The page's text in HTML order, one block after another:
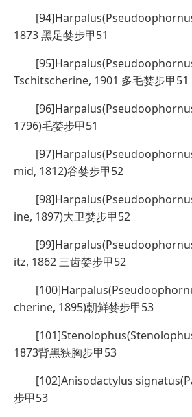
1873 黑足婪步甲51
Tschitscherine, 1901 多毛婪步甲51
1796)毛婪步甲51
mid, 1812)谷婪步甲52
ine, 1897)大卫婪步甲52
itz, 1862 三齿婪步甲52
cherine, 1895)朝鲜婪步甲53
1873背黑狭胸步甲53
[102]Anisodactylus
步甲53